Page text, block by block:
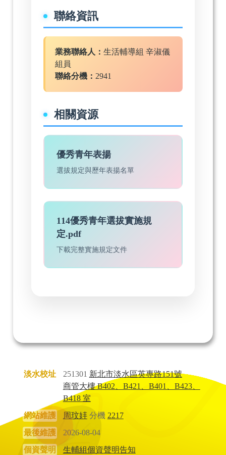
聯絡資訊
業務聯絡人： 生活輔導組 辛淑儀
組員
聯絡分機： 2941
相關資源
優秀青年表揚
選拔規定與歷年表揚名單
114優秀青年選拔實施規
定.pdf
下載完整實施規定文件
淡水校址 251301 新北市淡水區英專路151號
商管大樓 B402、B421、B401、B423、
B418 室
網站維護
周玟妦分機 2217
最後維護
2026-08-04
個資聲明
生輔組個資聲明告知